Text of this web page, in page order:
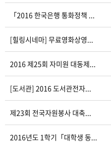
「2016 한국은행 통화정책 ...
[힐링시네마] 무료영화상영...
2016 제25회 자미원 대동제...
[도서관] 2016 도서관전자...
제23회 전국자원봉사 대축...
2016년도 1학기「대학생 동...